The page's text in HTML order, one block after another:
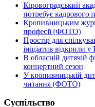
Кіровоградський
потребує кадрового
Кропивницьким
професії (ФОТО)
Простір для
ініціатив
В обласній дитячій
концертний сезон
У кропивницькій
читання (ФОТО)
Суспільство